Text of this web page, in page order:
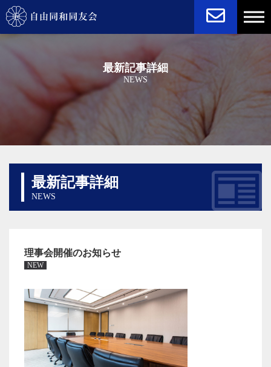
最新記事詳細
NEWS
最新記事詳細
NEWS
理事会開催のお知らせ
NEW
STATUTE